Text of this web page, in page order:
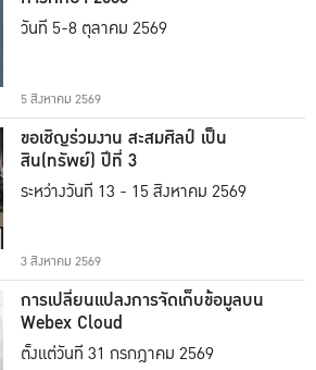
วันที่ 5-8 ตุลาคม 2569
5 สิงหาคม 2569
ขอเชิญร่วมงาน สะสมศิลป์ เป็น
สิน(ทรัพย์) ปีที่ 3
ระหว่างวันที่ 13 - 15 สิงหาคม 2569
3 สิงหาคม 2569
การเปลี่ยนแปลงการจัดเก็บข้อมูลบน
Webex Cloud
ตั้งแต่วันที่ 31 กรกฎาคม 2569